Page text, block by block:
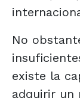
No
existe la
adquirir un